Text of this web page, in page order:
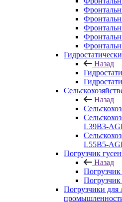
Назад
Назад
L39B3-
L55B5-
Погрузчик
Назад
Погрузчики